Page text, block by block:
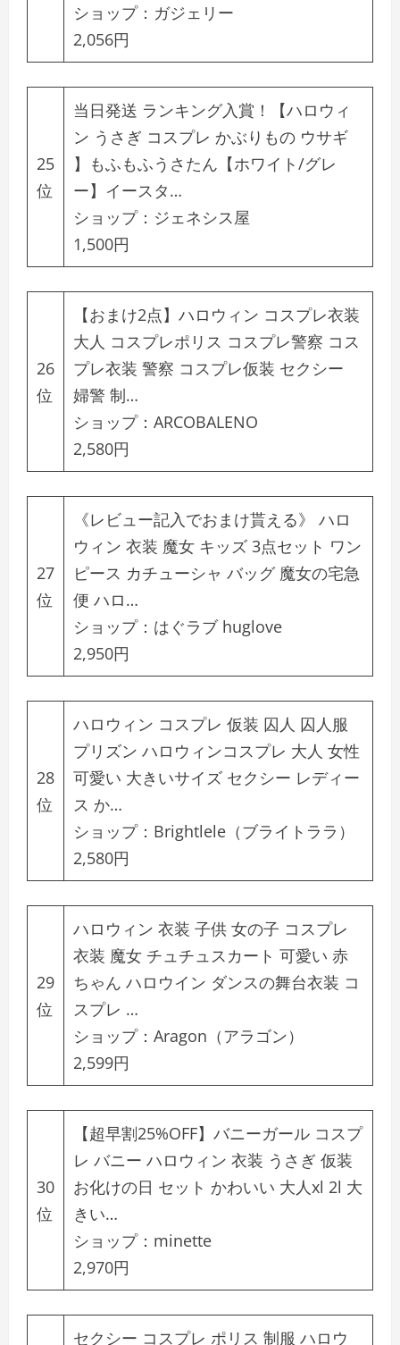
ショップ： ガジェリー
2,056円
25
位
当日発送 ランキング入賞！【ハロウィ
ン うさぎ コスプレ かぶりもの ウサギ
】もふもふうさたん【ホワイト/グレ
ー】イースタ…
ショップ： ジェネシス屋
1,500円
26
位
【おまけ2点】ハロウィン コスプレ衣装
大人 コスプレポリス コスプレ警察 コス
プレ衣装 警察 コスプレ仮装 セクシー
婦警 制…
ショップ： ARCOBALENO
2,580円
27
位
《レビュー記入でおまけ貰える》 ハロ
ウィン 衣装 魔女 キッズ 3点セット ワン
ピース カチューシャ バッグ 魔女の宅急
便 ハロ…
ショップ： はぐラブ huglove
2,950円
28
位
ハロウィン コスプレ 仮装 囚人 囚人服
プリズン ハロウィンコスプレ 大人 女性
可愛い 大きいサイズ セクシー レディー
ス か…
ショップ： Brightlele（ブライトララ）
2,580円
29
位
ハロウィン 衣装 子供 女の子 コスプレ
衣装 魔女 チュチュスカート 可愛い 赤
ちゃん ハロウイン ダンスの舞台衣装 コ
スプレ …
ショップ： Aragon（アラゴン）
2,599円
30
位
【超早割25%OFF】バニーガール コスプ
レ バニー ハロウィン 衣装 うさぎ 仮装
お化けの日 セット かわいい 大人xl 2l 大
きい…
ショップ： minette
2,970円
セクシー コスプレ ポリス 制服 ハロウ